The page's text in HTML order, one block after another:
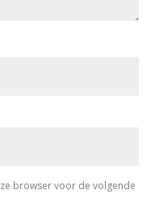
browser voor de volgende